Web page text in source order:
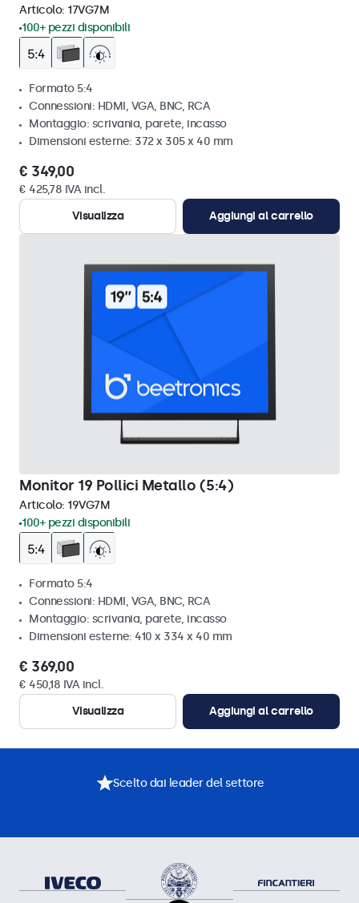
Articolo: 17VG7M
100+ pezzi disponibili
Formato 5:4
Connessioni: HDMI, VGA, BNC, RCA
Montaggio: scrivania, parete, incasso
Dimensioni esterne: 372 x 305 x 40 mm
€ 349,00
€ 425,78 IVA incl.
Visualizza
Aggiungi al carrello
Monitor 19 Pollici Metallo (5:4)
Articolo: 19VG7M
100+ pezzi disponibili
Formato 5:4
Connessioni: HDMI, VGA, BNC, RCA
Montaggio: scrivania, parete, incasso
Dimensioni esterne: 410 x 334 x 40 mm
€ 369,00
€ 450,18 IVA incl.
Visualizza
Aggiungi al carrello
Scelto dai leader del settore